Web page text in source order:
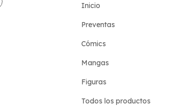
Inicio
Preventas
Cómics
Mangas
Figuras
Todos los productos